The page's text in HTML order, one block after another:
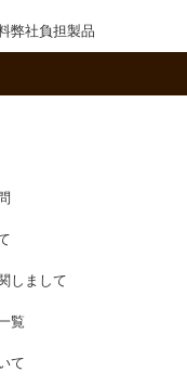
弊社負担製品
しまして
覧
て